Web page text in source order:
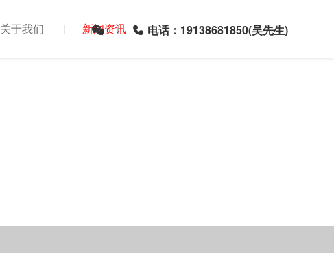
关于我们 新闻资讯 电话：19138681850(吴先生)